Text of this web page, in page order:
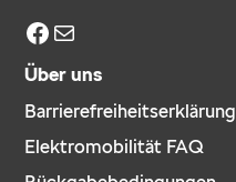
Facebook
Über uns
Barrierefreiheitserklärung
Elektromobilität FAQ